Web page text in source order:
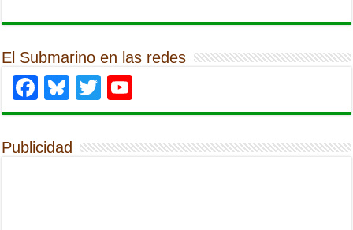
El Submarino en las redes
Facebook
Bluesky
Twitter
Publicidad